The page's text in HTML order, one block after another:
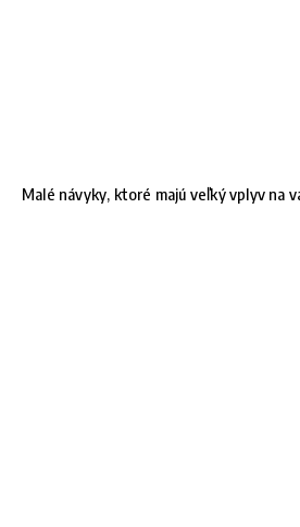
Malé návyky, ktoré majú veľký vplyv na